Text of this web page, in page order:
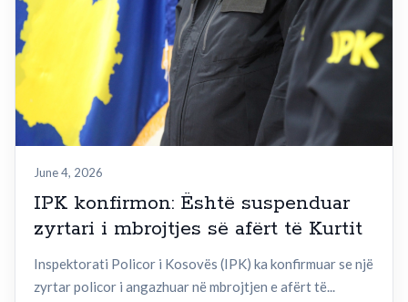
June 4, 2026
IPK konfirmon: Është suspenduar
zyrtari i mbrojtjes së afërt të Kurtit
Inspektorati Policor i Kosovës (IPK) ka konfirmuar se një
zyrtar policor i angazhuar në mbrojtjen e afërt të...